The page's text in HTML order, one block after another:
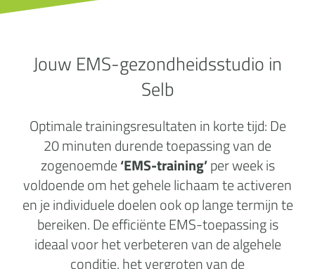
Jouw EMS-gezondheidsstudio in
Selb
Optimale trainingsresultaten in korte tijd: De
20 minuten durende toepassing van de
zogenoemde‘EMS-training’per week is
voldoende om het gehele lichaam te activeren
en je individuele doelen ook op lange termijn te
bereiken. De efficiënte EMS-toepassing is
ideaal voor het verbeteren van de algehele
conditie, het vergroten van de